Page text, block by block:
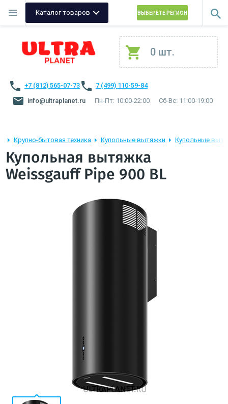
Каталог товаров ВЫБЕРЕТЕ РЕГИОН
0 шт.
+7 (812) 565-07-73
7 (499) 110-59-84
info@ultraplanet.ru
Пн-Пт: 10:00-22:00 Сб-Вс: 11:00-19:00
Крупно-бытовая техника Купольные вытяжки Купольные
Купольная вытяжка
Weissgauff Pipe 900 BL